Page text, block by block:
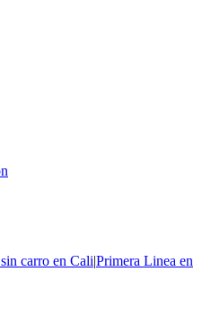
carro en Cali|Primera Linea en